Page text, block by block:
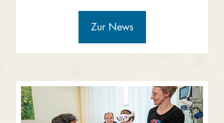
Zur News